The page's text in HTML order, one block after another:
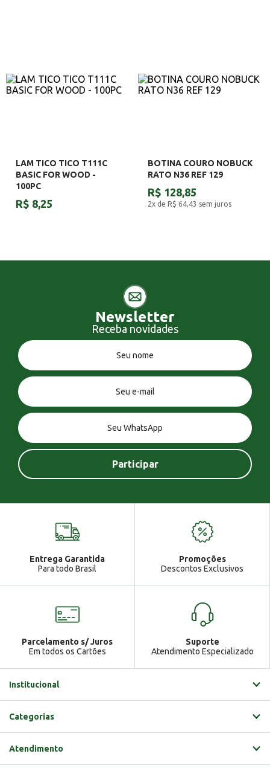
LAM TICO TICO T111C
BASIC FOR WOOD -
100PC
R$ 8,25
BOTINA COURO NOBUCK
RATO N36 REF 129
R$ 128,85
2x de R$ 64,43 sem juros
Newsletter
Receba novidades
Entrega Garantida
Para todo Brasil
Promoções
Descontos Exclusivos
Parcelamento s/ Juros
Em todos os Cartões
Suporte
Atendimento Especializado
Institucional
Categorias
Atendimento
Você tem uma mensagem!
Ga Atendimento
Gabrielle